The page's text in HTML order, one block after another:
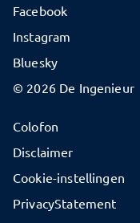
© 2026 De Ingenieur
Colofon
Disclaimer
Cookie-instellingen
PrivacyStatement
Facebook
Instagram
Bluesky